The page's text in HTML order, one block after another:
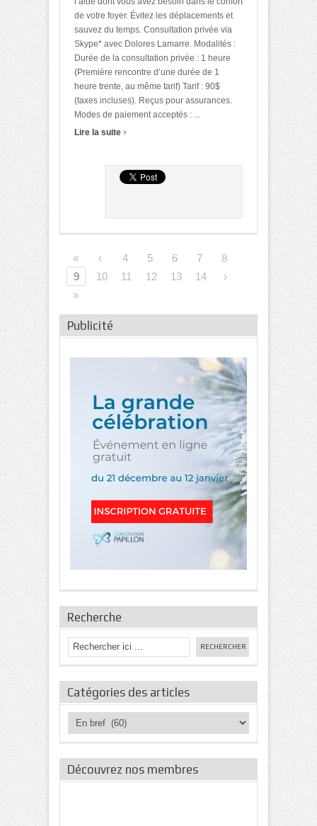
de votre foyer. Évitez les déplacements et
sauvez du temps. Consultation privée via
Skype* avec Dolores Lamarre. Modalités :
Durée de la consultation privée : 1 heure
(Première rencontre d’une durée de 1
heure trente, au même tarif) Tarif : 90$
(taxes incluses). Reçus pour assurances.
Modes de paiement acceptés : ...
Lire la suite ›
« ‹ 4 5 6 7
8
9
10 11 12 13 14
›
»
Publicité
Recherche
Catégories des articles
Catégories
des
Découvrez nos membres